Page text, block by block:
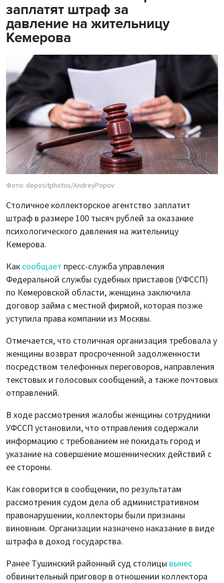
заплатят штраф за
давление на жительницу
Кемерова
Фото: depositphotos/AndreyPopov
Столичное коллекторское агентство заплатит
штраф в размере 100 тысяч рублей за оказание
психологического давления на жительницу
Кемерова.
Как сообщает пресс-служба управления
Федеральной службы судебных приставов (УФССП)
по Кемеровской области, женщина заключила
договор займа с местной фирмой, которая позже
уступила права компании из Москвы.
Отмечается, что столичная организация требовала у
женщины возврат просроченной задолженности
посредством телефонных переговоров, направления
текстовых и голосовых сообщений, а также почтовых
отправлений.
В ходе рассмотрения жалобы женщины сотрудники
УФССП установили, что отправления содержали
информацию с требованием не покидать город и
указание на совершение мошеннических действий с
ее стороны.
Как говорится в сообщении, по результатам
рассмотрения судом дела об административном
правонарушении, коллекторы были признаны
виновным. Организации назначено наказание в виде
штрафа в доход государства.
Ранее Тушинский районный суд столицы вынес
обвинительный приговор в отношении коллектора